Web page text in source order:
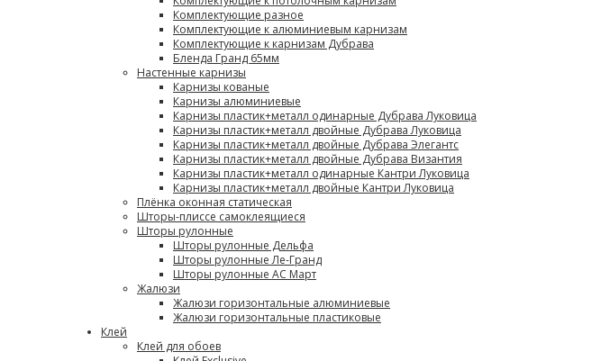
Комплектующие разное
Комплектующие к алюминиевым карнизам
Комплектующие к карнизам Дубрава
Бленда Гранд 65мм
Настенные карнизы
Карнизы кованые
Карнизы алюминиевые
Карнизы пластик+металл одинарные Дубрава Луковица
Карнизы пластик+металл двойные Дубрава Луковица
Карнизы пластик+металл двойные Дубрава Элегантс
Карнизы пластик+металл двойные Дубрава Византия
Карнизы пластик+металл одинарные Кантри Луковица
Карнизы пластик+металл двойные Кантри Луковица
Плёнка оконная статическая
Шторы-плиссе самоклеящиеся
Шторы рулонные
Шторы рулонные Дельфа
Шторы рулонные Ле-Гранд
Шторы рулонные АС Март
Жалюзи
Жалюзи горизонтальные алюминиевые
Жалюзи горизонтальные пластиковые
Клей
Клей для обоев